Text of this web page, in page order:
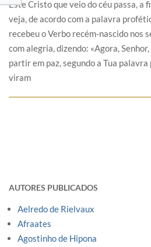
Este Cristo que veio do céu passa, a
veja, de acordo com a palavra
recebeu o Verbo recém-nascido nos
com alegria, dizendo: «Agora,
partir em paz, segundo a Tua palavra
viram
AUTORES PUBLICADOS
Aelredo de Rielvaux
Afraates
Agostinho de Hipona